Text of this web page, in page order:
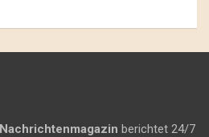
berichtet 24/7